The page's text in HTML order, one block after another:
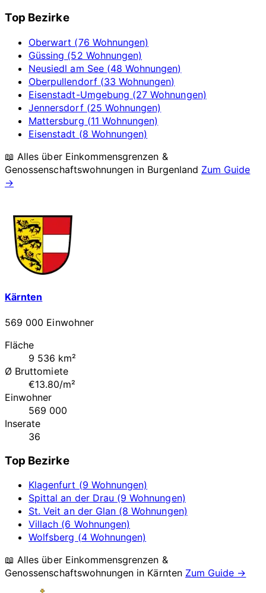
Top Bezirke
Oberwart (76 Wohnungen)
Güssing (52 Wohnungen)
Neusiedl am See (48 Wohnungen)
Oberpullendorf (33 Wohnungen)
Eisenstadt-Umgebung (27 Wohnungen)
Jennersdorf (25 Wohnungen)
Mattersburg (11 Wohnungen)
Eisenstadt (8 Wohnungen)
📖 Alles über Einkommensgrenzen &
Genossenschaftswohnungen in Burgenland Zum Guide
→
Kärnten
569 000 Einwohner
Fläche
9 536 km²
Ø Bruttomiete
€13.80/m²
Einwohner
569 000
Inserate
36
Top Bezirke
Klagenfurt (9 Wohnungen)
Spittal an der Drau (9 Wohnungen)
St. Veit an der Glan (8 Wohnungen)
Villach (6 Wohnungen)
Wolfsberg (4 Wohnungen)
📖 Alles über Einkommensgrenzen &
Genossenschaftswohnungen in Kärnten Zum Guide →